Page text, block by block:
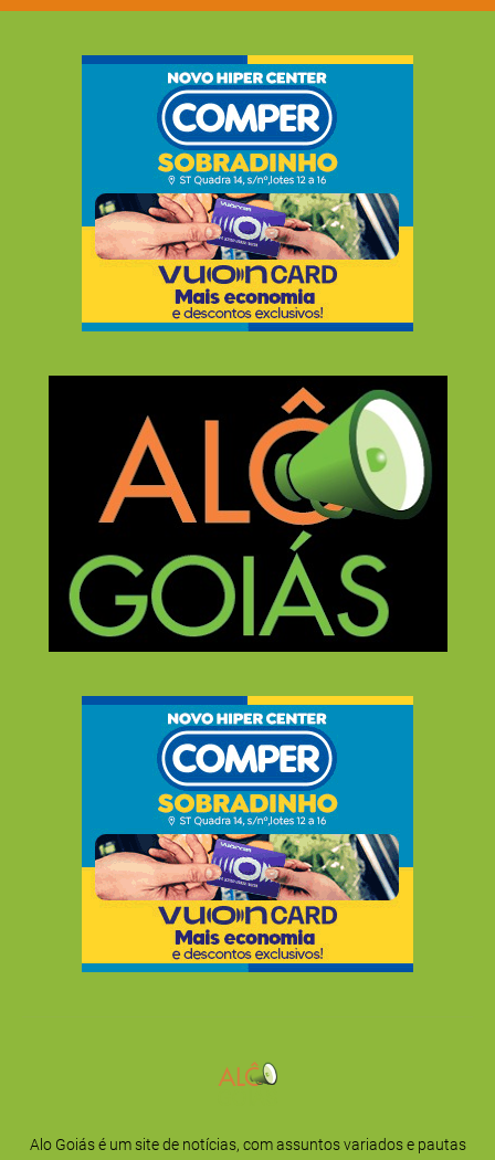
Alo Goiás é um site de notícias, com assuntos variados e pautas